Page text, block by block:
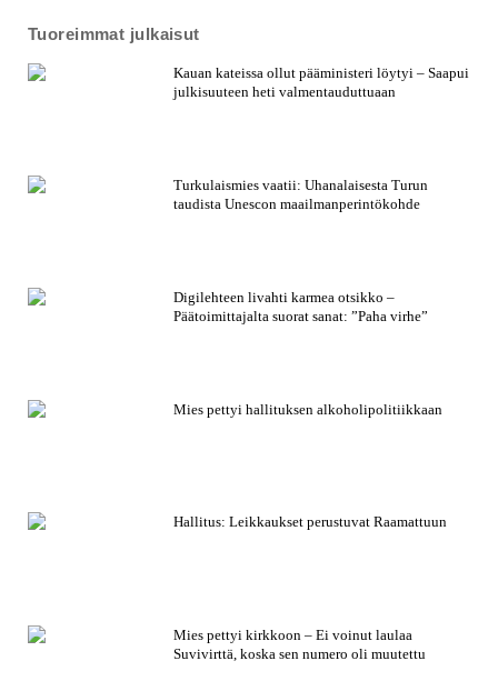
Tuoreimmat julkaisut
Kauan kateissa ollut pääministeri löytyi – Saapui
julkisuuteen heti valmentauduttuaan
Turkulaismies vaatii: Uhanalaisesta Turun
taudista Unescon maailmanperintökohde
Digilehteen livahti karmea otsikko –
Päätoimittajalta suorat sanat: ”Paha virhe”
Mies pettyi hallituksen alkoholipolitiikkaan
Hallitus: Leikkaukset perustuvat Raamattuun
Mies pettyi kirkkoon – Ei voinut laulaa
Suvivirttä, koska sen numero oli muutettu